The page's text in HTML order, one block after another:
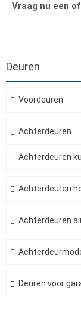
Vraag nu een
Deuren
Voordeuren
Achterdeuren
Achterdeuren
Achterdeuren
Achterdeuren
Deuren voor